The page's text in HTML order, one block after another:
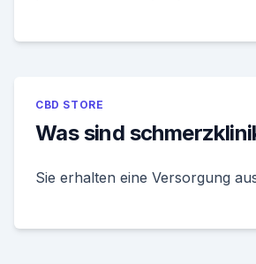
CBD STORE
Was sind
Sie erhalten eine Versorgung